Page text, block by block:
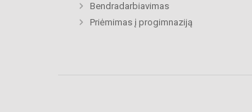
Bendradarbiavimas
Priėmimas į progimnaziją